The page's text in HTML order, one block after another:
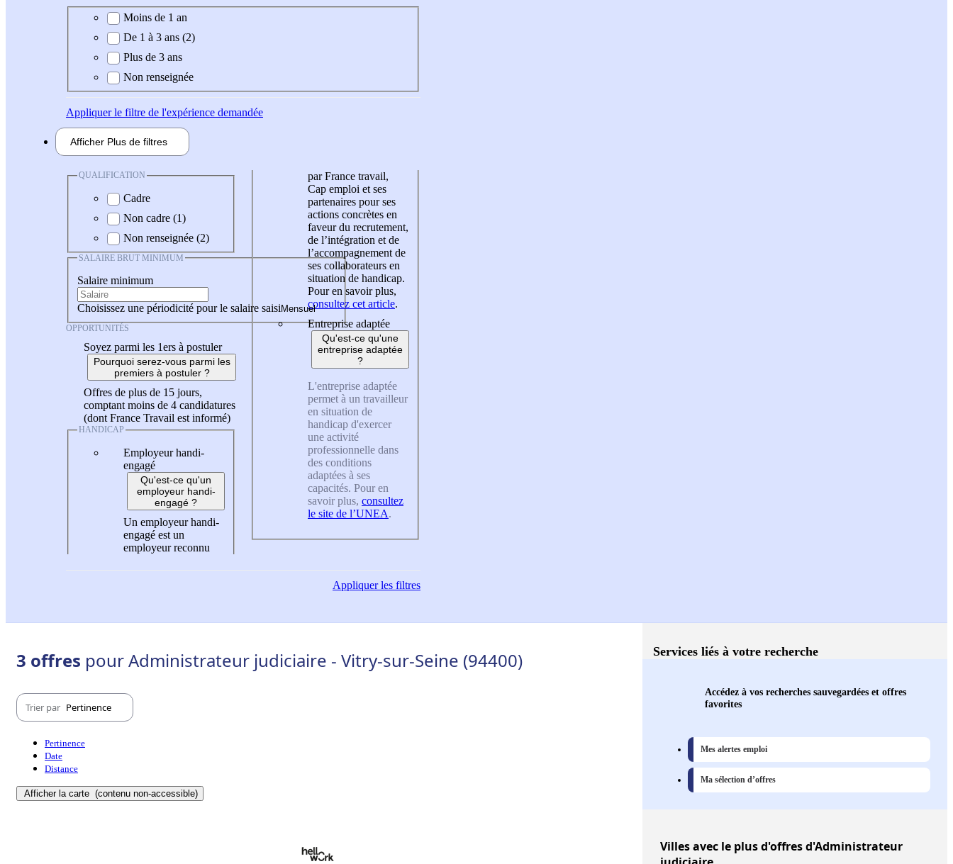
Expérience demandée
Moins de 1 an
De 1 à 3 ans (2)
Plus de 3 ans
Non renseignée
Appliquerle filtre de l'expérience demandée
Afficher Plus de filtres
QUALIFICATION
Cadre
Non cadre (1)
Non renseignée (2)
SALAIRE BRUT MINIMUM
Salaire minimum
Choisissez une périodicité pour le salaire saisi
OPPORTUNITÉS
Soyez parmi les 1ers à postuler
Pourquoi serez-vous parmi les
premiers à postuler ?
Offres de plus de 15 jours,
comptant moins de 4 candidatures
(dont France Travail est informé)
HANDICAP
Employeur handi-
engagé
Qu'est-ce qu'un
employeur handi-
engagé ?
Un employeur handi-
engagé est un
employeur reconnu
par France travail,
Cap emploi et ses
partenaires pour ses
actions concrètes en
faveur du recrutement,
de l’intégration et de
l’accompagnement de
ses collaborateurs en
situation de handicap.
Pour en savoir plus,
consultez cet article.
Entreprise adaptée
Qu'est-ce qu'une
entreprise adaptée
?
L'entreprise adaptée
permet à un travailleur
en situation de
handicap d'exercer
une activité
professionnelle dans
des conditions
adaptées à ses
capacités. Pour en
savoir plus, consultez
le site de l’UNEA.
Appliquerles filtres
3 offres pour Administrateur judiciaire - Vitry-sur-Seine (94400)
Trier par Pertinence
Pertinence
Date
Distance
Afficher la carte (contenu non-accessible)
Services liés à votre recherche
Accédez à vos recherches sauvegardées et offres
favorites
Mes alertes emploi
Ma sélection d’offres
Villesavec le plus d'offres d'Administrateur